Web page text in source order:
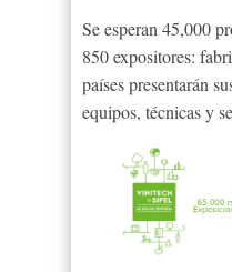
Se esperan 45,000
850 expositores:
países presentarán
equipos, técnicas y